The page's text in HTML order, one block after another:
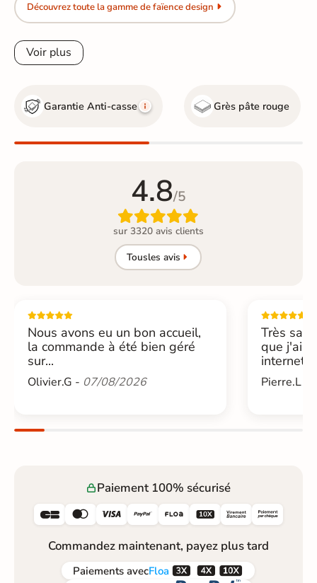
Découvrez toute la gamme de faïence design
Voir plus
Garantie Anti-casse Grès pâte rouge
4.8/5

sur 3320 avis clients
Tousles avis
Nous avons eu un bon accueil,
la commande à été bien géré
sur...
Olivier.G - 07/08/2026
Très
que j'ai
internet....
Pierre.L -
Paiement 100% sécurisé
     
Commandez maintenant, payez plus tard
Paiements avecFloa  